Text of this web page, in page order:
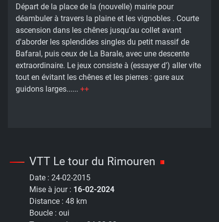
Départ de la place de la (nouvelle) mairie pour
déambuler à travers la plaine et les vignobles . Courte
ascension dans les chênes jusqu'au collet avant
d'aborder les splendides singles du petit massif de
Bafaral, puis ceux de La Barale, avec une descente
extraordinaire. Le jeux consiste à (essayer d') aller vite
tout en évitant les chênes et les pierres : gare aux
guidons larges...... ++
VTT Le tour du Rimouren
Date : 24-02-2015
Mise à jour : 16-02-2024
Distance : 48 km
Boucle : oui